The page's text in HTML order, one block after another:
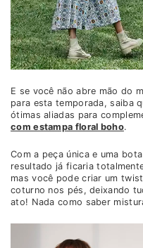
E se você não abre mão do
para esta temporada, saiba
ótimas aliadas para
com estampa floral boho.
Com a peça única e uma
resultado já ficaria
mas você pode criar um
coturno nos pés, deixando
ato! Nada como saber